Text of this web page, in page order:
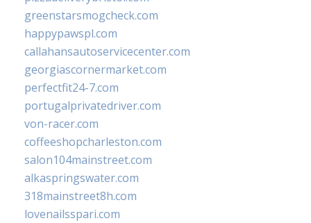
greenstarsmogcheck.com
happypawspl.com
callahansautoservicecenter.com
georgiascornermarket.com
perfectfit24-7.com
portugalprivatedriver.com
von-racer.com
coffeeshopcharleston.com
salon104mainstreet.com
alkaspringswater.com
318mainstreet8h.com
lovenailsspari.com